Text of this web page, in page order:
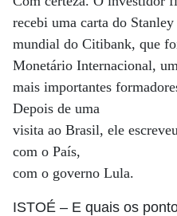
recebi uma carta do
mundial do Citibank, que
Monetário Internacional,
mais importantes
Depois de uma
visita ao Brasil, ele
com o País,
com o governo Lula.
ISTOÉ – E quais os